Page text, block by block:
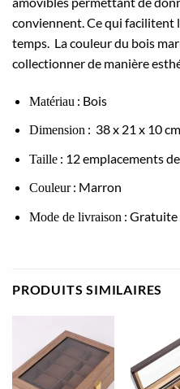
conviennent. Ce qui facilitent
temps. La couleur du bois
collectionner de manière
Matériau : Bois
Dimension : 38 x 21 x 10 cm
Taille: 12 emplacements
Couleur: Marron
Mode de livraison : Gratuite
PRODUITS SIMILAIRES